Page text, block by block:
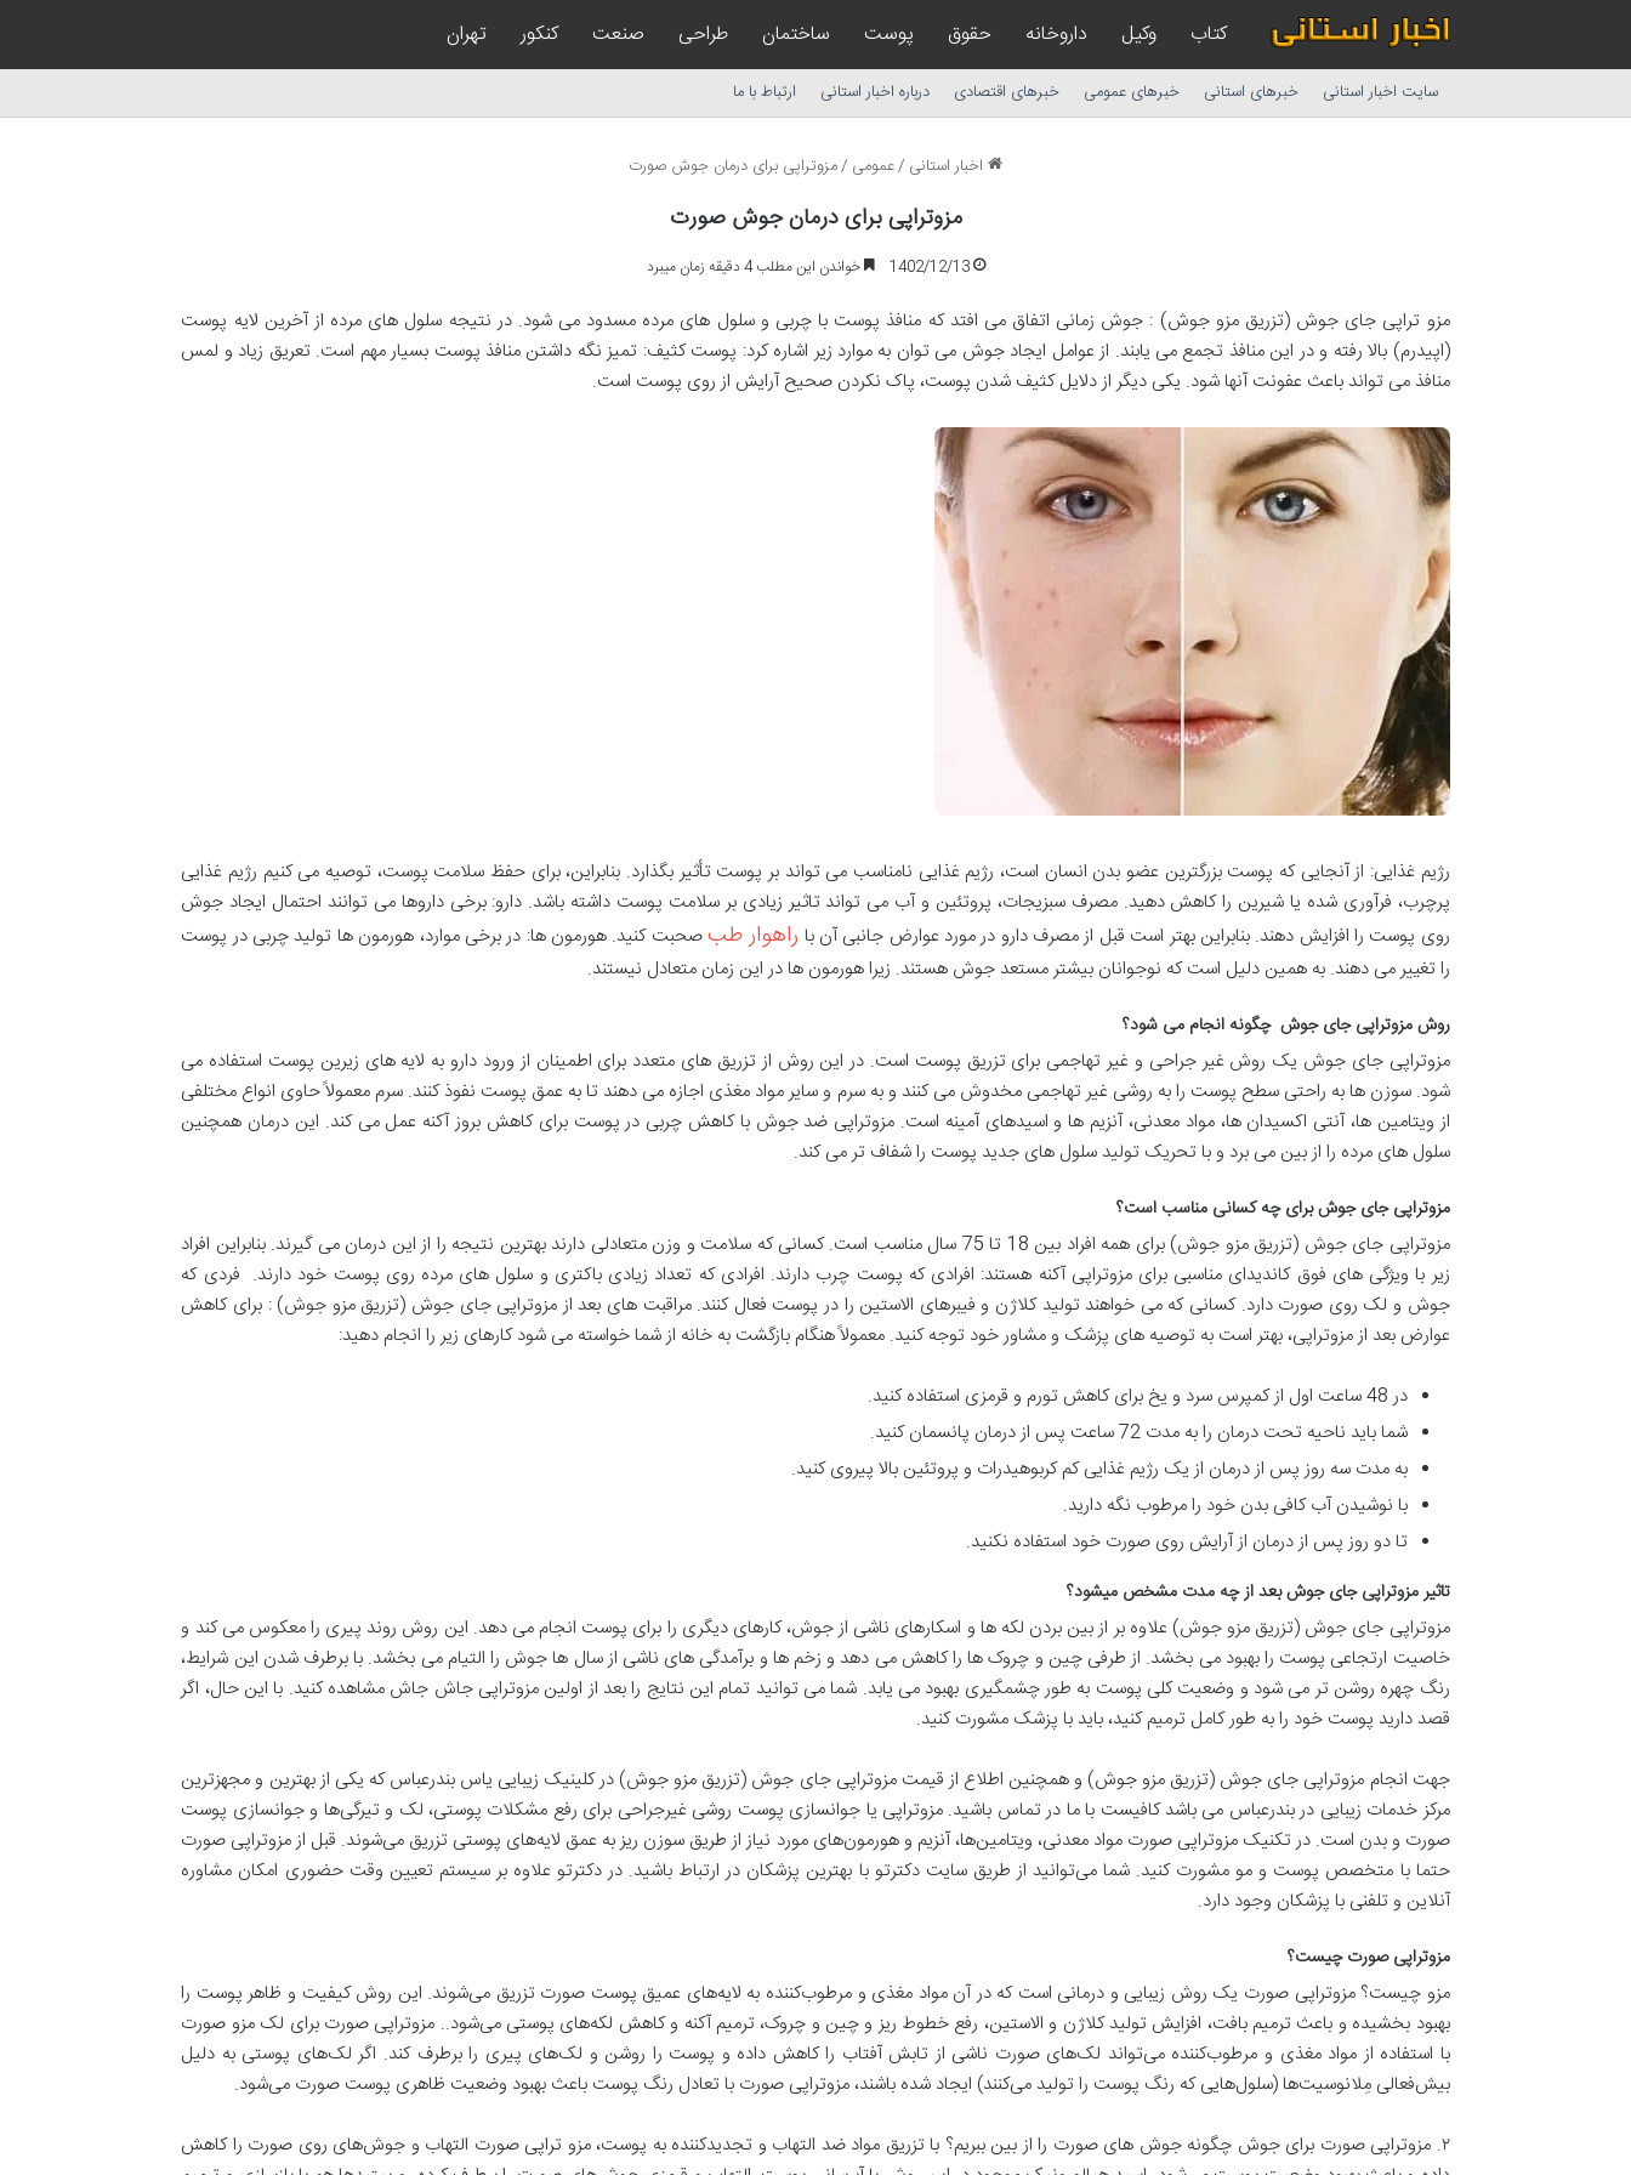
کتاب وکیل داروخانه حقوق پوست ساختمان طراحی صنعت کنکور تهران
سایت اخبار استانی خبرهای استانی خبرهای عمومی خبرهای اقتصادی درباره اخبار استانی ارتباط با ما
اخبار استانی /عمومی /مزوتراپی برای درمان جوش صورت
مزوتراپی برای درمان جوش صورت
1402/12/13 خواندن این مطلب 4 دقیقه زمان میبرد
مزو تراپی جای جوش (تزریق مزو جوش) : جوش زمانی اتفاق می افتد که منافذ پوست با چربی و سلول های مرده مسدود می شود. در نتیجه سلول های مرده از آخرین لایه پوست
(اپیدرم) بالا رفته و در این منافذ تجمع می یابند. از عوامل ایجاد جوش می توان به موارد زیر اشاره کرد: پوست کثیف: تمیز نگه داشتن منافذ پوست بسیار مهم است. تعریق زیاد و لمس
منافذ می تواند باعث عفونت آنها شود. یکی دیگر از دلایل کثیف شدن پوست، پاک نکردن صحیح آرایش از روی پوست است.
رژیم غذایی: از آنجایی که پوست بزرگترین عضو بدن انسان است، رژیم غذایی نامناسب می تواند بر پوست تأثیر بگذارد. بنابراین، برای حفظ سلامت پوست، توصیه می کنیم رژیم غذایی
پرچرب، فرآوری شده یا شیرین را کاهش دهید. مصرف سبزیجات، پروتئین و آب می تواند تاثیر زیادی بر سلامت پوست داشته باشد. دارو: برخی داروها می توانند احتمال ایجاد جوش
روی پوست را افزایش دهند. بنابراین بهتر است قبل از مصرف دارو در مورد عوارض جانبی آن با راهوار طبصحبت کنید. هورمون ها: در برخی موارد، هورمون ها تولید چربی در پوست
را تغییر می دهند. به همین دلیل است که نوجوانان بیشتر مستعد جوش هستند. زیرا هورمون ها در این زمان متعادل نیستند.
روش مزوتراپی جای جوش چگونه انجام می شود؟
مزوتراپی جای جوش یک روش غیر جراحی و غیر تهاجمی برای تزریق پوست است. در این روش از تزریق های متعدد برای اطمینان از ورود دارو به لایه های زیرین پوست استفاده می
شود. سوزن ها به راحتی سطح پوست را به روشی غیر تهاجمی مخدوش می کنند و به سرم و سایر مواد مغذی اجازه می دهند تا به عمق پوست نفوذ کنند. سرم معمولاً حاوی انواع مختلفی
از ویتامین ها، آنتی اکسیدان ها، مواد معدنی، آنزیم ها و اسیدهای آمینه است. مزوتراپی ضد جوش با کاهش چربی در پوست برای کاهش بروز آکنه عمل می کند. این درمان همچنین
سلول های مرده را از بین می برد و با تحریک تولید سلول های جدید پوست را شفاف تر می کند.
مزوتراپی جای جوش برای چه کسانی مناسب است؟
مزوتراپی جای جوش (تزریق مزو جوش) برای همه افراد بین 18 تا 75 سال مناسب است. کسانی که سلامت و وزن متعادلی دارند بهترین نتیجه را از این درمان می گیرند. بنابراین افراد
زیر با ویژگی های فوق کاندیدای مناسبی برای مزوتراپی آکنه هستند: افرادی که پوست چرب دارند. افرادی که تعداد زیادی باکتری و سلول های مرده روی پوست خود دارند. فردی که
جوش و لک روی صورت دارد. کسانی که می خواهند تولید کلاژن و فیبرهای الاستین را در پوست فعال کنند. مراقبت های بعد از مزوتراپی جای جوش (تزریق مزو جوش) : برای کاهش
عوارض بعد از مزوتراپی، بهتر است به توصیه های پزشک و مشاور خود توجه کنید. معمولاً هنگام بازگشت به خانه از شما خواسته می شود کارهای زیر را انجام دهید:
در 48 ساعت اول از کمپرس سرد و یخ برای کاهش تورم و قرمزی استفاده کنید.
شما باید ناحیه تحت درمان را به مدت 72 ساعت پس از درمان پانسمان کنید.
به مدت سه روز پس از درمان از یک رژیم غذایی کم کربوهیدرات و پروتئین بالا پیروی کنید.
با نوشیدن آب کافی بدن خود را مرطوب نگه دارید.
تا دو روز پس از درمان از آرایش روی صورت خود استفاده نکنید.
تاثیر مزوتراپی جای جوش بعد از چه مدت مشخص میشود؟
مزوتراپی جای جوش (تزریق مزو جوش) علاوه بر از بین بردن لکه ها و اسکارهای ناشی از جوش، کارهای دیگری را برای پوست انجام می دهد. این روش روند پیری را معکوس می کند و
خاصیت ارتجاعی پوست را بهبود می بخشد. از طرفی چین و چروک ها را کاهش می دهد و زخم ها و برآمدگی های ناشی از سال ها جوش را التیام می بخشد. با برطرف شدن این شرایط،
رنگ چهره روشن تر می شود و وضعیت کلی پوست به طور چشمگیری بهبود می یابد. شما می توانید تمام این نتایج را بعد از اولین مزوتراپی جاش جاش مشاهده کنید. با این حال، اگر
قصد دارید پوست خود را به طور کامل ترمیم کنید، باید با پزشک مشورت کنید.
جهت انجام مزوتراپی جای جوش (تزریق مزو جوش) و همچنین اطلاع از قیمت مزوتراپی جای جوش (تزریق مزو جوش) در کلینیک زیبایی یاس بندرعباس که یکی از بهترین و مجهزترین
مرکز خدمات زیبایی در بندرعباس می باشد کافیست با ما در تماس باشید. مزوتراپی یا جوانسازی پوست روشی غیرجراحی برای رفع مشکلات پوستی، لک و تیرگی‌ها و جوانسازی پوست
صورت و بدن است. در تکنیک مزوتراپی صورت مواد معدنی، ویتامین‌ها، آنزیم و هورمون‌های مورد نیاز از طریق سوزن ریز به عمق لایه‌های پوستی تزریق می‌شوند. قبل از مزوتراپی صورت
حتما با متخصص پوست و مو مشورت کنید. شما می‌توانید از طریق سایت دکترتو با بهترین پزشکان در ارتباط باشید. در دکترتو علاوه بر سیستم تعیین وقت حضوری امکان مشاوره
آنلاین و تلفنی با پزشکان وجود دارد.
‏مزوتراپی صورت چیست؟
مزو چیست؟ مزوتراپی صورت یک روش زیبایی و درمانی است که در آن مواد مغذی و مرطوب‌کننده به لایه‌های عمیق پوست صورت تزریق می‌شوند. این روش کیفیت و ظاهر پوست را
بهبود بخشیده و باعث ترمیم بافت، افزایش تولید کلاژن و الاستین، رفع خطوط ریز و چین و چروک‌، ترمیم آکنه و کاهش لکه‌های پوستی می‌شود.. مزوتراپی صورت برای لک مزو صورت
با استفاده از مواد مغذی و مرطوب‌کننده می‌تواند لک‌های صورت ناشی از تابش آفتاب را کاهش داده و پوست را روشن و لک‌های پیری را برطرف کند. اگر لک‌های پوستی به دلیل
بیش‌فعالی مِلانوسیت‌ها (سلول‌هایی که رنگ پوست را تولید می‌کنند) ایجاد شده باشند، مزوتراپی صورت با تعادل رنگ پوست باعث بهبود وضعیت ظاهری پوست صورت می‌شود.
۲. مزوتراپی صورت برای جوش چگونه جوش های صورت را از بین ببریم؟ با تزریق مواد ضد التهاب و تجدیدکننده به پوست، مزو تراپی صورت التهاب‌ و جوش‌های روی صورت را کاهش